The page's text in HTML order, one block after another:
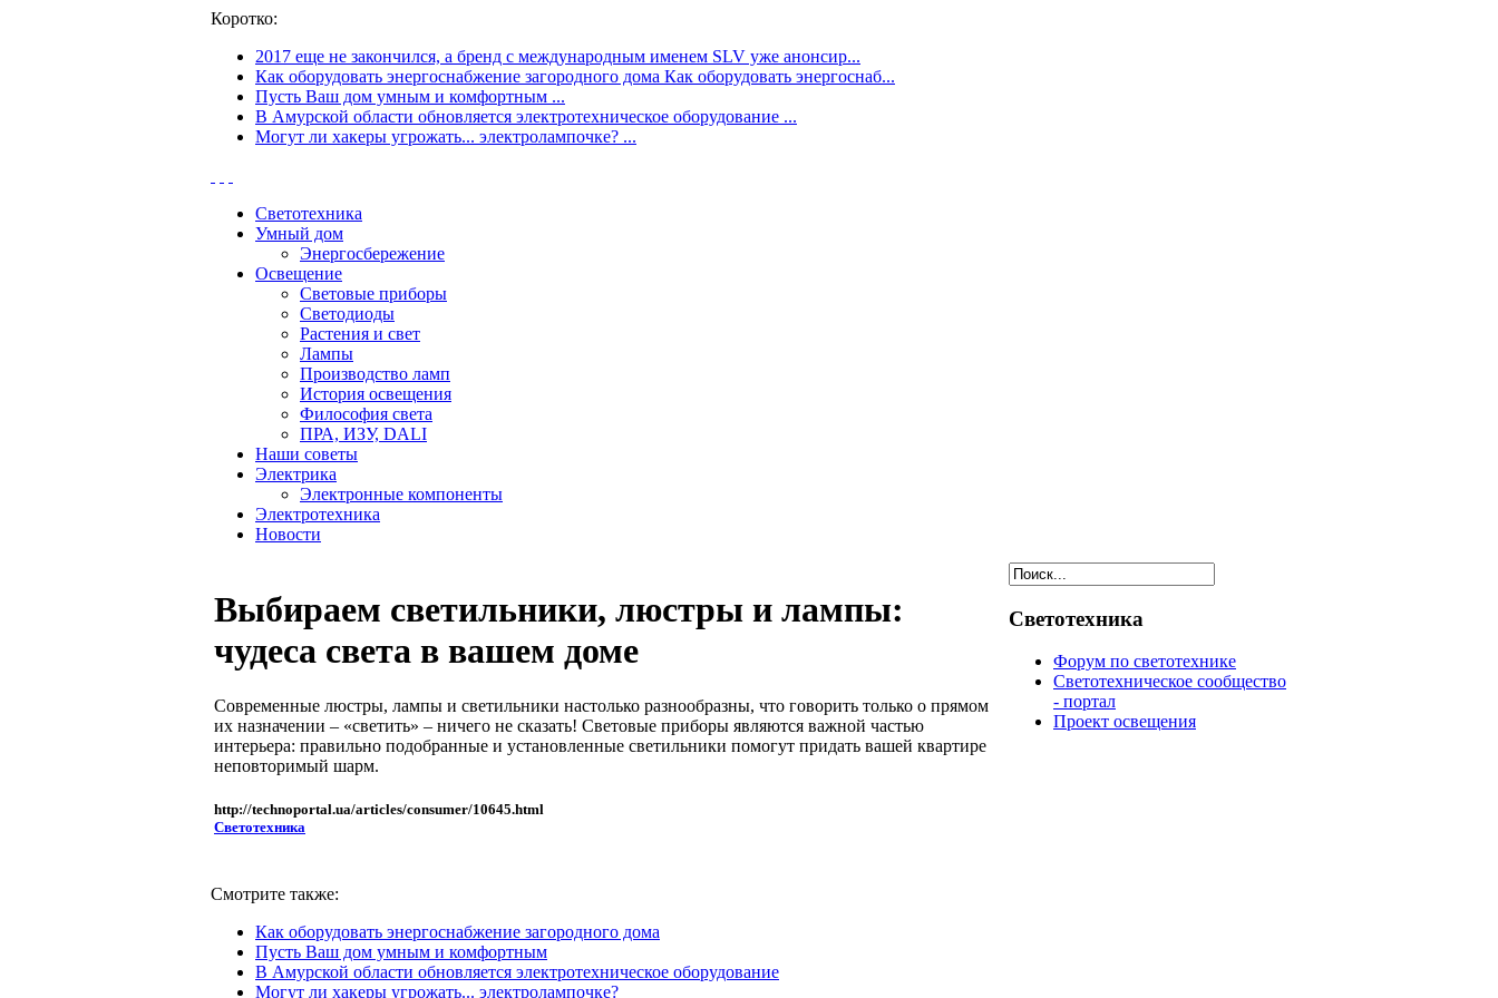
Коротко:
2017 еще не закончился, а бренд с международным именем SLV уже анонсир...
Как оборудовать энергоснабжение загородного дома Как оборудовать энергоснаб...
Пусть Ваш дом умным и комфортным ...
В Амурской области обновляется электротехническое оборудование ...
Могут ли хакеры угрожать... электролампочке? ...
Светотехника
Умный дом
Энергосбережение
Освещение
Световые приборы
Светодиоды
Растения и свет
Лампы
Производство ламп
История освещения
Философия света
ПРА, ИЗУ, DALI
Наши советы
Электрика
Электронные компоненты
Электротехника
Новости
Выбираем светильники, люстры и лампы:
чудеса света в вашем доме
Современные люстры, лампы и светильники настолько разнообразны, что говорить только о прямом
их назначении – «светить» – ничего не сказать! Световые приборы являются важной частью
интерьера: правильно подобранные и установленные светильники помогут придать вашей квартире
неповторимый шарм.
http://technoportal.ua/articles/consumer/10645.html
Светотехника
Смотрите также:
Как оборудовать энергоснабжение загородного дома
Пусть Ваш дом умным и комфортным
В Амурской области обновляется электротехническое оборудование
Могут ли хакеры угрожать... электролампочке?
Светотехника
Форум по светотехнике
Светотехническое сообщество
- портал
Проект освещения